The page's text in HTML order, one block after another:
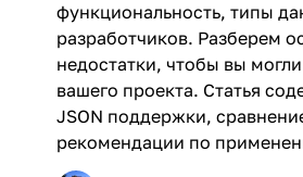
функциональность, типы
разработчиков. Разберем
недостатки, чтобы вы
вашего проекта. Статья
JSON поддержки,
рекомендации по